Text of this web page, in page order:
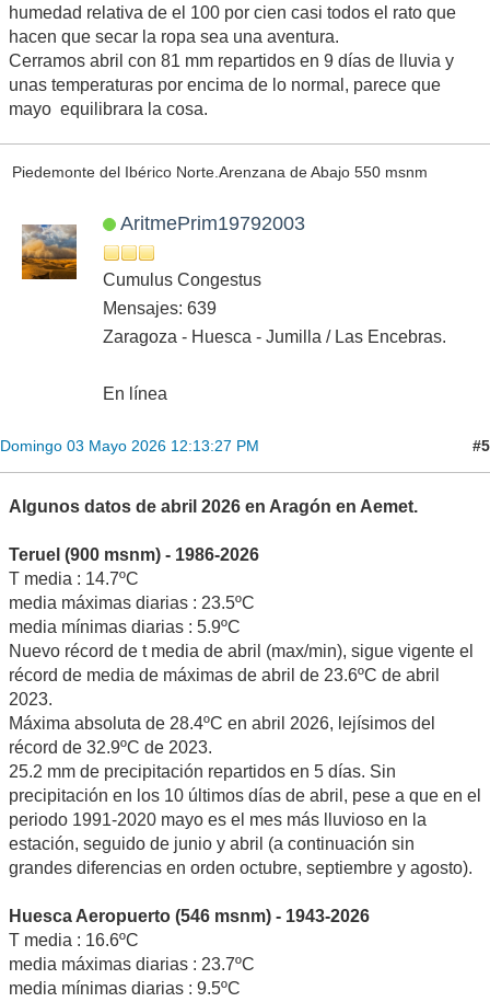
humedad relativa de el 100 por cien casi todos el rato que
hacen que secar la ropa sea una aventura.
Cerramos abril con 81 mm repartidos en 9 días de lluvia y
unas temperaturas por encima de lo normal, parece que
mayo equilibrara la cosa.
Piedemonte del Ibérico Norte.Arenzana de Abajo 550 msnm
AritmePrim19792003
Cumulus Congestus
Mensajes: 639
Zaragoza - Huesca - Jumilla / Las Encebras.
En línea
Domingo 03 Mayo 2026 12:13:27 PM #5
Algunos datos de abril 2026 en Aragón en Aemet.
Teruel (900 msnm) - 1986-2026
T media : 14.7ºC
media máximas diarias : 23.5ºC
media mínimas diarias : 5.9ºC
Nuevo récord de t media de abril (max/min), sigue vigente el
récord de media de máximas de abril de 23.6ºC de abril
2023.
Máxima absoluta de 28.4ºC en abril 2026, lejísimos del
récord de 32.9ºC de 2023.
25.2 mm de precipitación repartidos en 5 días. Sin
precipitación en los 10 últimos días de abril, pese a que en el
periodo 1991-2020 mayo es el mes más lluvioso en la
estación, seguido de junio y abril (a continuación sin
grandes diferencias en orden octubre, septiembre y agosto).
Huesca Aeropuerto (546 msnm) - 1943-2026
T media : 16.6ºC
media máximas diarias : 23.7ºC
media mínimas diarias : 9.5ºC